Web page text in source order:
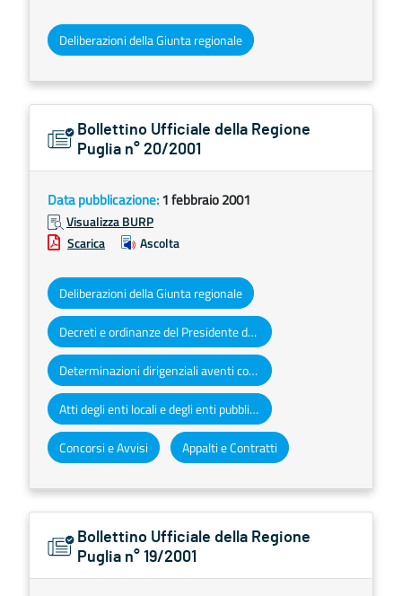
Deliberazioni della Giunta regionale
Bollettino Ufficiale della Regione
Puglia n° 20/2001
Data pubblicazione:1 febbraio 2001
Visualizza BURP
Scarica
Ascolta
Deliberazioni della Giunta regionale
Decreti e ordinanze del Presidente della Giunta regionale
Determinazioni dirigenziali aventi contenuto di interesse generale
Atti degli enti locali e degli enti pubblici e privati
Concorsi e Avvisi Appalti e Contratti
Bollettino Ufficiale della Regione
Puglia n° 19/2001